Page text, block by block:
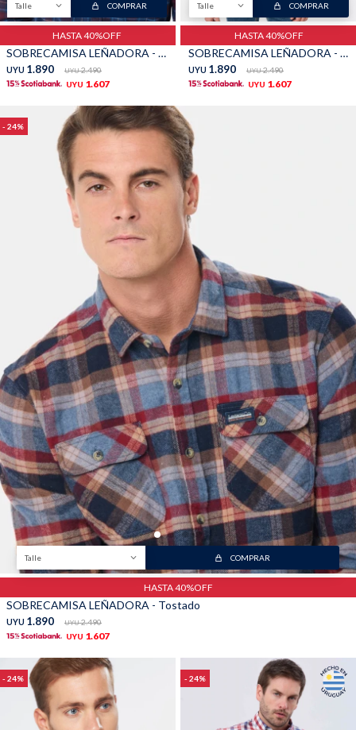
Talle COMPRAR
HASTA 40%OFF
SOBRECAMISA LEÑADORA - Bordo
UYU 1.890 UYU 2.490
UYU 1.607
Talle COMPRAR
HASTA 40%OFF
SOBRECAMISA LEÑADORA - Gris
UYU 1.890 UYU 2.490
UYU 1.607
24
Talle COMPRAR
HASTA 40%OFF
SOBRECAMISA LEÑADORA - Tostado
UYU 1.890 UYU 2.490
UYU 1.607
24 24
TALLES GRANDES Uniformes empresariales
Quiero ser parte Canjear mis puntos
Uniformes empresariales
Juntá puntos Friends
Cómo comprar
Envíos, cambios y devoluciones
Trabaja con nosotros
Contacto